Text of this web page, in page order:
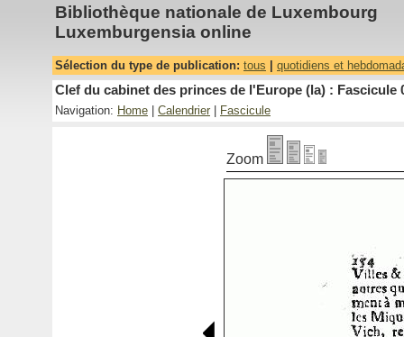
Bibliothèque nationale de Luxembourg
Luxemburgensia online
Sélection du type de publication: tous quotidiens et
Clef du cabinet des princes de l'Europe (la) : Fascicule
Navigation: Home Calendrier Fascicule
Zoom